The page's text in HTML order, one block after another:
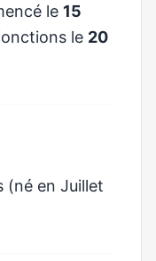
le 15
le 20
(né en Juillet